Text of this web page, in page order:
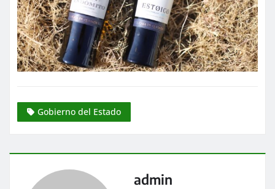
Gobierno del Estado
admin